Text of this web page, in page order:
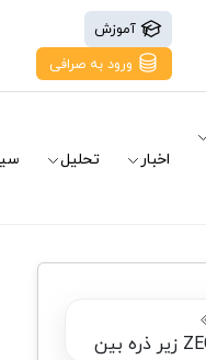
آموزش
ورود به صرافی
اخبار تحلیل